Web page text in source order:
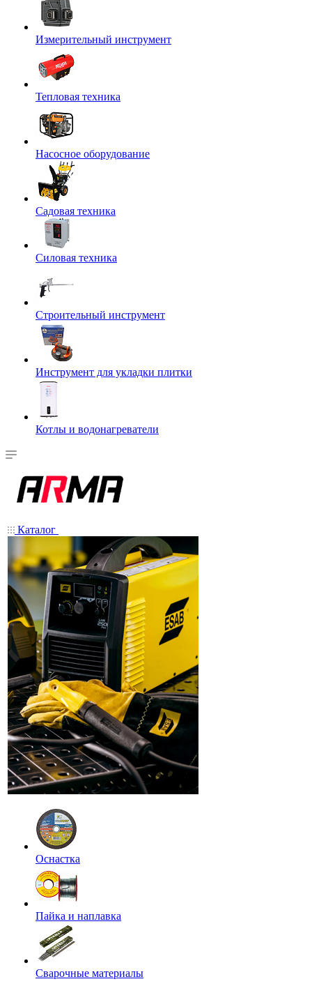
Измерительный инструмент
Тепловая техника
Насосное оборудование
Садовая техника
Силовая техника
Строительный инструмент
Инструмент для укладки плитки
Котлы и водонагреватели
Каталог
Оснастка
Пайка и наплавка
Сварочные материалы